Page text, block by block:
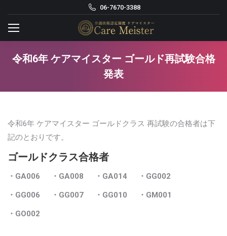
06-7670-3388
令和6年 ケアマイスター ゴールド再試験合格
発表
令和6年 ケアマイスター ゴールドクラス 再試験の合格者は下
記のとおりです。
ゴールドクラス合格者
・GA006 ・GA008 ・GA014 ・GG002
・GG006 ・GG007 ・GG010 ・GM001
・GO002